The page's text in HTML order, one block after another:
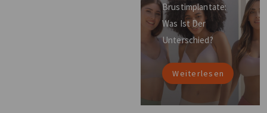
Brustimplantate:
Was Ist Der
Unterschied?
Weiterlesen